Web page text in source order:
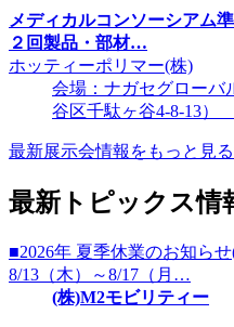
メディカルコンソーシア
２回製品・部材…
ホッティーポリマー(株)
会場：ナガセグローバ
谷区千駄ヶ谷4-8-
最新展示会情報をもっと見
最新トピックス情
■2026年 夏季休業のお知ら
8/13（木）～8/17（月…
(株)M2モビリティー